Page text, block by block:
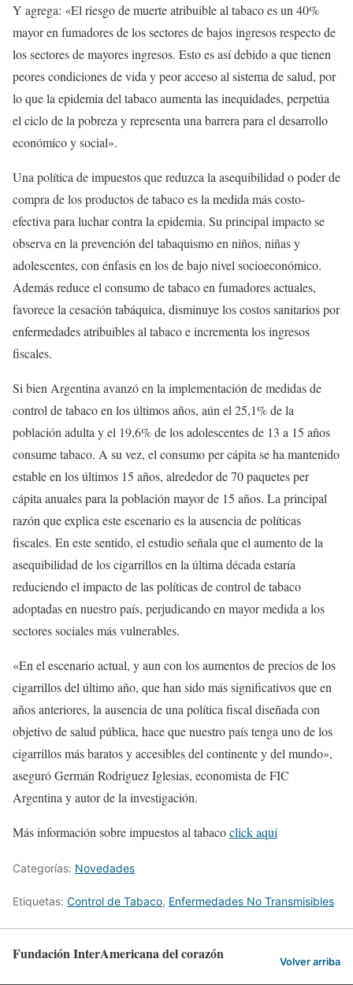
Y agrega: «El riesgo de muerte atribuible al tabaco es un 40%
mayor en fumadores de los sectores de bajos ingresos respecto de
los sectores de mayores ingresos. Esto es así debido a que tienen
peores condiciones de vida y peor acceso al sistema de salud, por
lo que la epidemia del tabaco aumenta las inequidades, perpetúa
el ciclo de la pobreza y representa una barrera para el desarrollo
económico y social».
Una política de impuestos que reduzca la asequibilidad o poder de
compra de los productos de tabaco es la medida más costo-
efectiva para luchar contra la epidemia. Su principal impacto se
observa en la prevención del tabaquismo en niños, niñas y
adolescentes, con énfasis en los de bajo nivel socioeconómico.
Además reduce el consumo de tabaco en fumadores actuales,
favorece la cesación tabáquica, disminuye los costos sanitarios por
enfermedades atribuibles al tabaco e incrementa los ingresos
fiscales.
Si bien Argentina avanzó en la implementación de medidas de
control de tabaco en los últimos años, aún el 25,1% de la
población adulta y el 19,6% de los adolescentes de 13 a 15 años
consume tabaco. A su vez, el consumo per cápita se ha mantenido
estable en los últimos 15 años, alrededor de 70 paquetes per
cápita anuales para la población mayor de 15 años. La principal
razón que explica este escenario es la ausencia de políticas
fiscales. En este sentido, el estudio señala que el aumento de la
asequibilidad de los cigarrillos en la última década estaría
reduciendo el impacto de las políticas de control de tabaco
adoptadas en nuestro país, perjudicando en mayor medida a los
sectores sociales más vulnerables.
«En el escenario actual, y aun con los aumentos de precios de los
cigarrillos del último año, que han sido más significativos que en
años anteriores, la ausencia de una política fiscal diseñada con
objetivo de salud pública, hace que nuestro país tenga uno de los
cigarrillos más baratos y accesibles del continente y del mundo»,
aseguró Germán Rodriguez Iglesias, economista de FIC
Argentina y autor de la investigación.
Más información sobre impuestos al tabacoclick aquí
Categorías: Novedades
Etiquetas: Control de Tabaco, Enfermedades No Transmisibles
Fundación InterAmericana del corazón Volver arriba